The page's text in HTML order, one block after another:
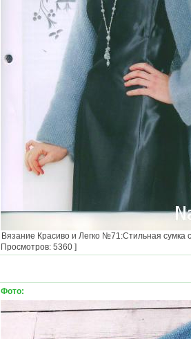
Вязание Красиво и Легко №71:Стильная сумка
Просмотров: 5360 ]
Фото: